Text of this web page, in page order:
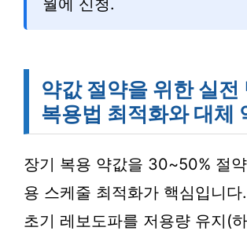
월에 신청.
약값 절약을 위한 실전
복용법 최적화와 대체
장기 복용 약값을 30~50% 절
용 스케줄 최적화가 핵심입니다.
초기 레보도파를 저용량 유지(